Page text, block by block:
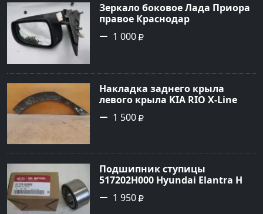
Зеркало боковое Лада Приора
правое Краснодар
1 000
Накладка заднего крыла
левого крыла KIA RIO X-Line
(расширитель задний левый)
Краснодар
1 500
Подшипник ступицы
517202H000 Hyundai Elantra HD
передней Краснодар
1 950